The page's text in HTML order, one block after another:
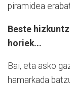
piramidea
Beste
horiek...
Bai, eta asko
hamarkada